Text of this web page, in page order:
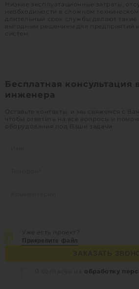
Низкие эксплуатационные затраты,
необходимости в сложном
длительный срок службы делают такие
выгодным решением для предприятий
систем.
Бесплатная консультация
инженера
Оставьте контакты, и мы свяжемся с
чтобы ответить на все вопросы и
оборудования под Ваши задачи
Уже есть проект?
Прикрепите файл
обработку